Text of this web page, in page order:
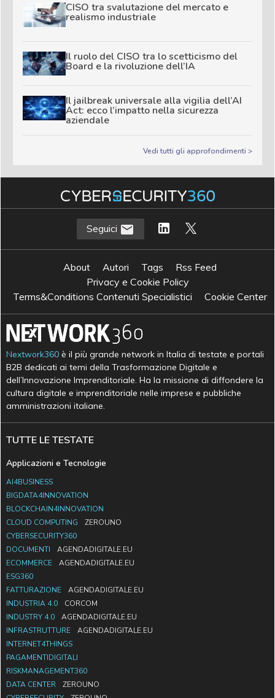
CISO tra svalutazione del mercato e
realismo industriale
Il ruolo del CISO tra lo scetticismo del
Board e la rivoluzione dell’IA
Il jailbreak universale alla vigilia dell’AI
Act: ecco l’impatto nella sicurezza
aziendale
Vedi tutti gli approfondimenti >
Seguici
About Autori Tags
Rss Feed
Privacy e Cookie Policy
Terms&Conditions Contenuti Specialistici
Cookie Center
Nextwork360 è il più grande network in Italia di testate e portali
B2B dedicati ai temi della Trasformazione Digitale e
dell’Innovazione Imprenditoriale. Ha la missione di diffondere la
cultura digitale e imprenditoriale nelle imprese e pubbliche
amministrazioni italiane.
TUTTE LE TESTATE
Applicazioni e Tecnologie
AI4BUSINESS
BIGDATA4INNOVATION
BLOCKCHAIN4INNOVATION
CLOUD COMPUTING
ZEROUNO
CYBERSECURITY360
DOCUMENTI
AGENDADIGITALE.EU
ECOMMERCE
AGENDADIGITALE.EU
ESG360
FATTURAZIONE
AGENDADIGITALE.EU
INDUSTRIA 4.0
CORCOM
INDUSTRY 4.0
AGENDADIGITALE.EU
INFRASTRUTTURE
AGENDADIGITALE.EU
INTERNET4THINGS
PAGAMENTIDIGITALI
RISKMANAGEMENT360
DATA CENTER
ZEROUNO